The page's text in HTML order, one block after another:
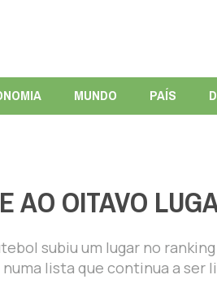
MUNDO PAÍS
AO OITAVO
subiu um lugar no
lista que continua a